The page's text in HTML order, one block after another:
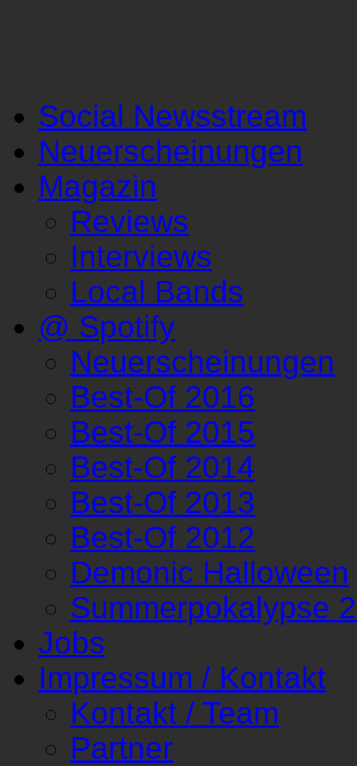
Social Newsstream
Neuerscheinungen
Magazin
Reviews
Interviews
Local Bands
@ Spotify
Neuerscheinungen
Best-Of 2016
Best-Of 2015
Best-Of 2014
Best-Of 2013
Best-Of 2012
Demonic Halloween
Summerpokalypse
Jobs
Impressum / Kontakt
Kontakt / Team
Partner